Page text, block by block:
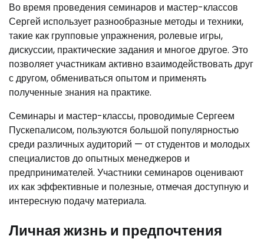
Во время проведения семинаров и мастер-классов
Сергей использует разнообразные методы и техники,
такие как групповые упражнения, ролевые игры,
дискуссии, практические задания и многое другое. Это
позволяет участникам активно взаимодействовать друг
с другом, обмениваться опытом и применять
полученные знания на практике.
Семинары и мастер-классы, проводимые Сергеем
Пускепалисом, пользуются большой популярностью
среди различных аудиторий — от студентов и молодых
специалистов до опытных менеджеров и
предпринимателей. Участники семинаров оценивают
их как эффективные и полезные, отмечая доступную и
интересную подачу материала.
Личная жизнь и предпочтения